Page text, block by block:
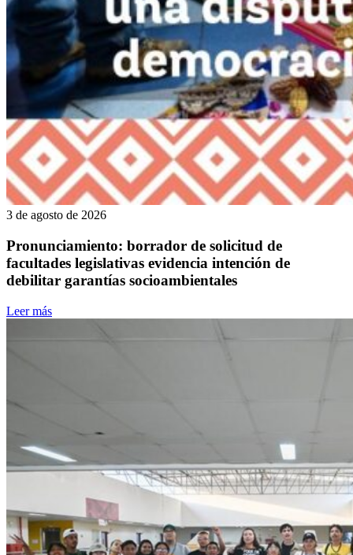
3 de agosto de 2026
Pronunciamiento: borrador de solicitud de
facultades legislativas evidencia intención de
debilitar garantías socioambientales
Leer más